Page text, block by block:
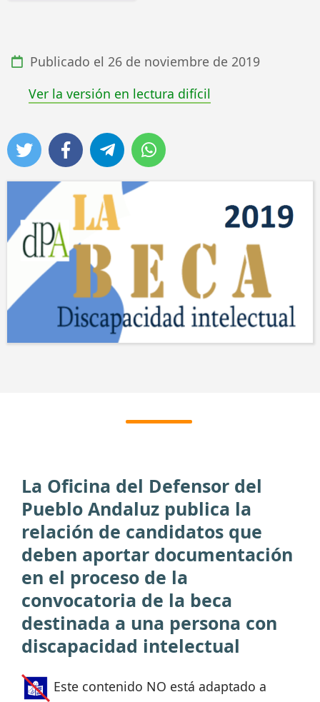
Publicado el 26 de noviembre de 2019
Ver la versión en lectura difícil
La Oficina del Defensor del
Pueblo Andaluz publica la
relación de candidatos que
deben aportar documentación
en el proceso de la
convocatoria de la beca
destinada a una persona con
discapacidad intelectual
Este contenido NO está adaptado a